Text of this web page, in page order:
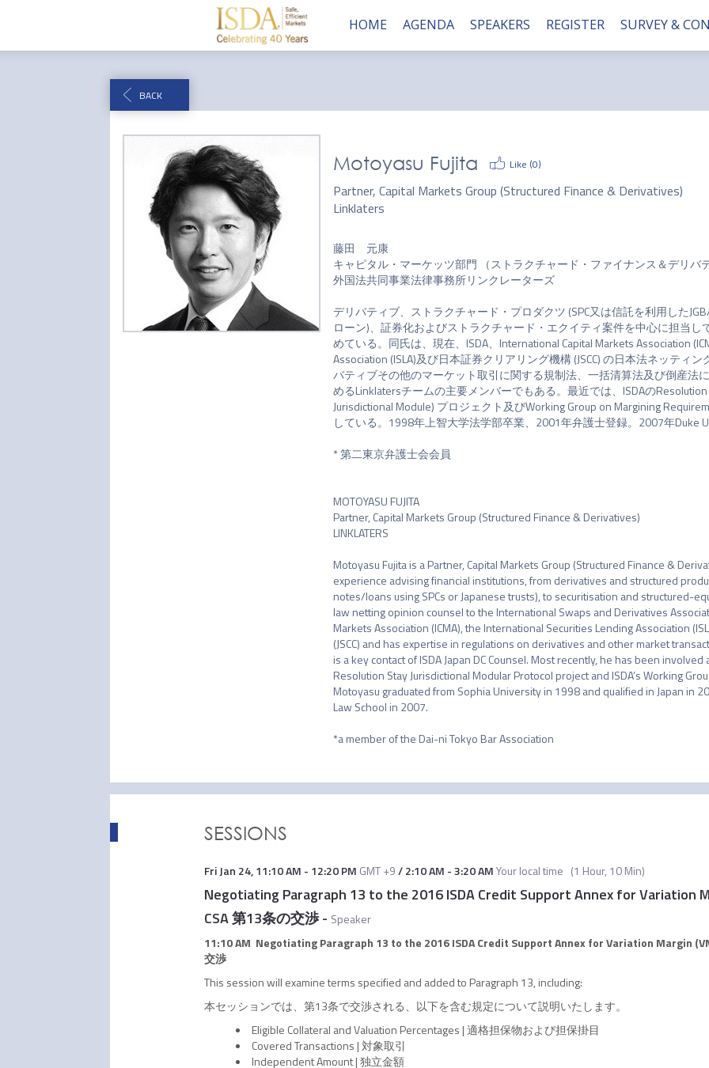
HOME AGENDA SPEAKERS REGISTER SURVEY &
BACK
Motoyasu Fujita Like (0)
Partner, Capital Markets Group (Structured Finance & Derivatives)
Linklaters
藤田　元康
キャピタル・マーケッツ部門 （ストラクチャード・ファイナンス＆デリバ
外国法共同事業法律事務所リンクレーターズ
デリバティブ、ストラクチャード・プロダクツ (SPC又は信託を利用した
ローン)、証券化およびストラクチャード・エクイティ案件を中心に担当
めている。同氏は、現在、ISDA、International Capital Markets Association
Association (ISLA)及び日本証券クリアリング機構 (JSCC) の日本法ネッティ
バティブその他のマーケット取引に関する規制法、一括清算法及び倒産法に
めるLinklatersチームの主要メンバーでもある。最近では、ISDAのResolution
Jurisdictional Module) プロジェクト及びWorking Group on Margining
している。1998年上智大学法学部卒業、2001年弁護士登録。2007年Duke
* 第二東京弁護士会会員
MOTOYASU FUJITA
Partner, Capital Markets Group (Structured Finance & Derivatives)
LINKLATERS
Motoyasu Fujita is a Partner, Capital Markets Group (Structured Finance &
experience advising financial institutions, from derivatives and structured
notes/loans using SPCs or Japanese trusts), to securitisation and structured-
law netting opinion counsel to the International Swaps and Derivatives
Markets Association (ICMA), the International Securities Lending Association
(JSCC) and has expertise in regulations on derivatives and other market
is a key contact of ISDA Japan DC Counsel. Most recently, he has been
Resolution Stay Jurisdictional Modular Protocol project and ISDA’s Working
Motoyasu graduated from Sophia University in 1998 and qualified in Japan in
Law School in 2007.
SESSIONS
Fri Jan 24,11:10 AM - 12:20 PM GMT +9/2:10 AM -3:20 AMYour local time (1 Hour, 10 Min)
Negotiating Paragraph 13 to the 2016 ISDA Credit Support Annex for Variation
CSA 第13条の交渉- Speaker
11:10 AM Negotiating Paragraph 13 to the 2016 ISDA Credit Support Annex for Variation Margin
交渉
This session will examine terms specified and added to Paragraph 13, including:
本セッションでは、第13条で交渉される、以下を含む規定について説明いたします。
Eligible Collateral and Valuation Percentages | 適格担保物および担保掛目
Covered Transactions | 対象取引
Independent Amount | 独立金額